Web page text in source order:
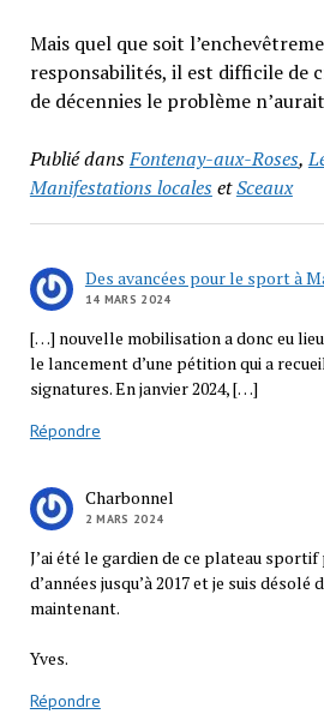
Mais quel que soit
responsabilités, il est difficile de
de décennies le problème
Publié dansFontenay-aux-Roses,
Manifestations localesetSceaux
Des avancées pour le sport à
14 MARS 2024
[…] nouvelle mobilisation a donc eu lieu
le lancement d’une pétition qui a
signatures. En janvier 2024, […]
Répondre
Charbonnel
2 MARS 2024
J’ai été le gardien de ce plateau
d’années jusqu’à 2017 et je suis désolé
maintenant.
Yves.
Répondre